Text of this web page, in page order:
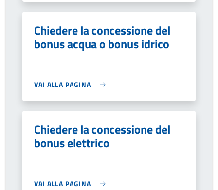
Chiedere la concessione del
bonus acqua o bonus idrico
VAI ALLA PAGINA
Chiedere la concessione del
bonus elettrico
VAI ALLA PAGINA